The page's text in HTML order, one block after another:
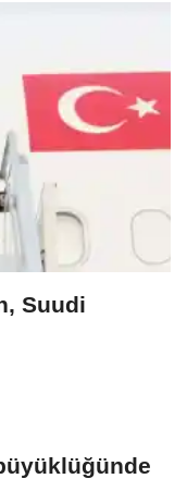
Suudi